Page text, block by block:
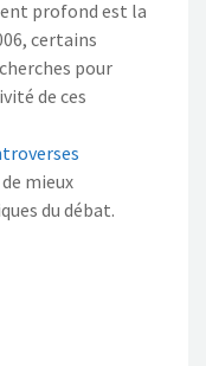
profond est la
certains
pour
de ces
mieux
du débat.